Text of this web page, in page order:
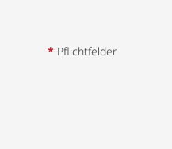
* Pflichtfelder